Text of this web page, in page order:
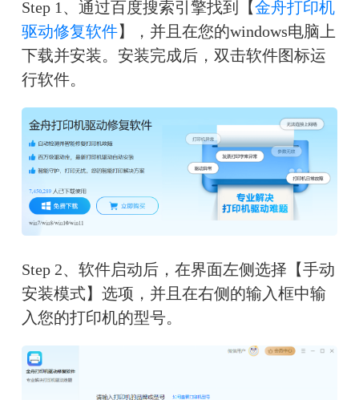
Step 1、通过百度搜索引擎找到【金舟打印机
驱动修复软件】，并且在您的windows电脑上
下载并安装。安装完成后，双击软件图标运
行软件。
Step 2、软件启动后，在界面左侧选择【手动
安装模式】选项，并且在右侧的输入框中输
入您的打印机的型号。